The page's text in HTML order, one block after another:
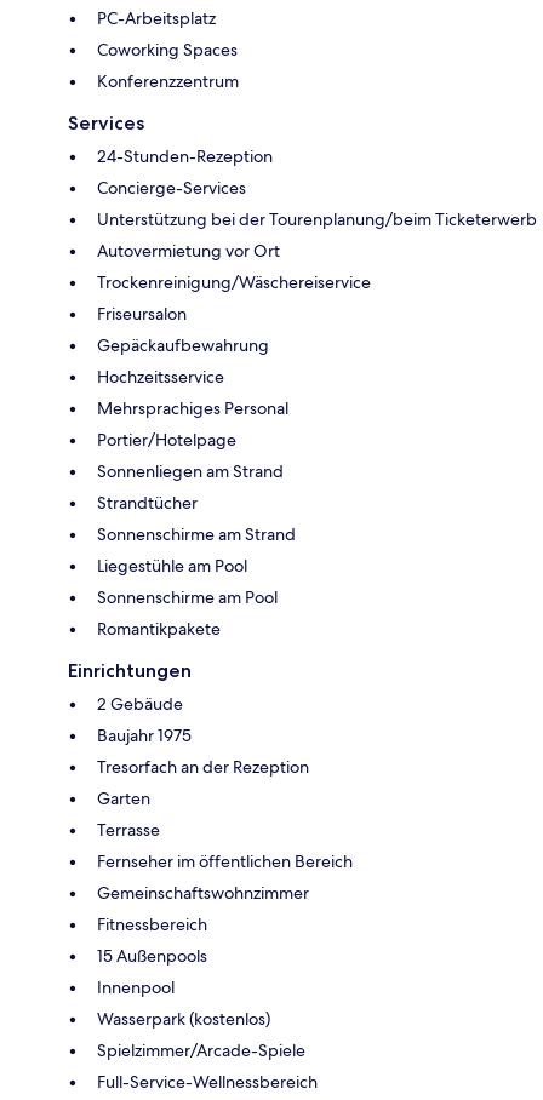
PC-Arbeitsplatz
Coworking Spaces
Konferenzzentrum
Services
24-Stunden-Rezeption
Concierge-Services
Unterstützung bei der Tourenplanung/beim Ticketerwerb
Autovermietung vor Ort
Trockenreinigung/Wäschereiservice
Friseursalon
Gepäckaufbewahrung
Hochzeitsservice
Mehrsprachiges Personal
Portier/Hotelpage
Sonnenliegen am Strand
Strandtücher
Sonnenschirme am Strand
Liegestühle am Pool
Sonnenschirme am Pool
Romantikpakete
Einrichtungen
2 Gebäude
Baujahr 1975
Tresorfach an der Rezeption
Garten
Terrasse
Fernseher im öffentlichen Bereich
Gemeinschaftswohnzimmer
Fitnessbereich
15 Außenpools
Innenpool
Wasserpark (kostenlos)
Spielzimmer/Arcade-Spiele
Full-Service-Wellnessbereich